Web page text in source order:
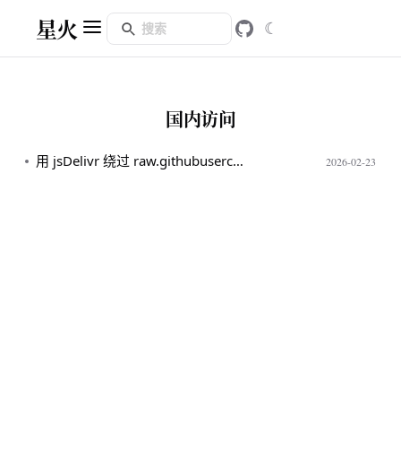
星火 ☾
国内访问
用 jsDelivr 绕过 raw.githubusercontent.com 访问限制 2026-02-23